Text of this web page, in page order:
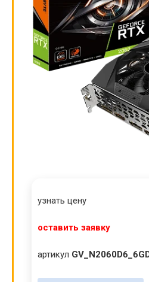
узнать цену
оставить заявку
артикул